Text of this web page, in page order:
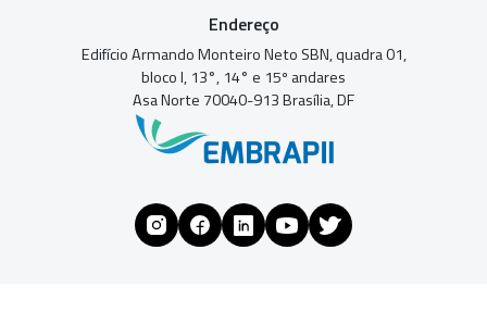
Endereço
Edifício Armando Monteiro Neto SBN, quadra 01,
bloco I, 13°, 14° e 15º andares
Asa Norte 70040-913 Brasília, DF